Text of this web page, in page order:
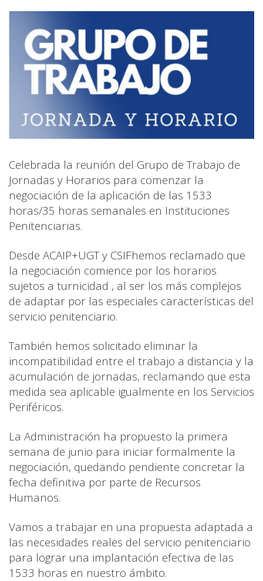
Celebrada la reunión del Grupo de Trabajo de
Jornadas y Horarios para comenzar la
negociación de la aplicación de las 1533
horas/35 horas semanales en Instituciones
Penitenciarias.
Desde ACAIP+UGT y CSIFhemos reclamado que
la negociación comience por los horarios
sujetos a turnicidad , al ser los más complejos
de adaptar por las especiales características del
servicio penitenciario.
También hemos solicitado eliminar la
incompatibilidad entre el trabajo a distancia y la
acumulación de jornadas, reclamando que esta
medida sea aplicable igualmente en los Servicios
Periféricos.
La Administración ha propuesto la primera
semana de junio para iniciar formalmente la
negociación, quedando pendiente concretar la
fecha definitiva por parte de Recursos
Humanos.
Vamos a trabajar en una propuesta adaptada a
las necesidades reales del servicio penitenciario
para lograr una implantación efectiva de las
1533 horas en nuestro ámbito.